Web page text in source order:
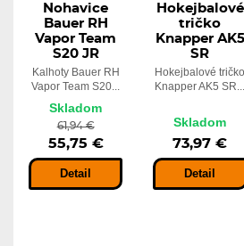
Nohavice
Bauer RH
Vapor Team
S20 JR
Kalhoty Bauer RH
Vapor Team S20...
Skladom
61,94 €
55,75 €
Detail
Hokejbalové
tričko
Knapper AK5
SR
Hokejbalové tričko
Knapper AK5 SR...
Skladom
73,97 €
Detail